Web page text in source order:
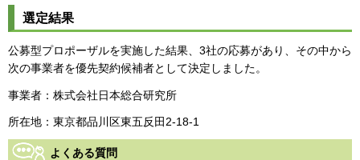
選定結果
公募型プロポーザルを実施した結果、3社の応募があり、その中から
次の事業者を優先契約候補者として決定しました。
事業者：株式会社日本総合研究所
所在地：東京都品川区東五反田2-18-1
よくある質問